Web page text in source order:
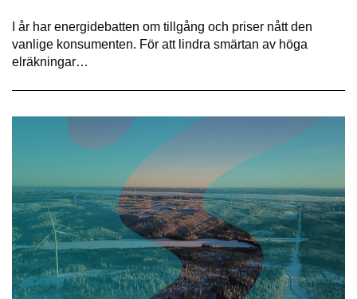
I år har energidebatten om tillgång och priser nått den
vanlige konsumenten. För att lindra smärtan av höga
elräkningar…